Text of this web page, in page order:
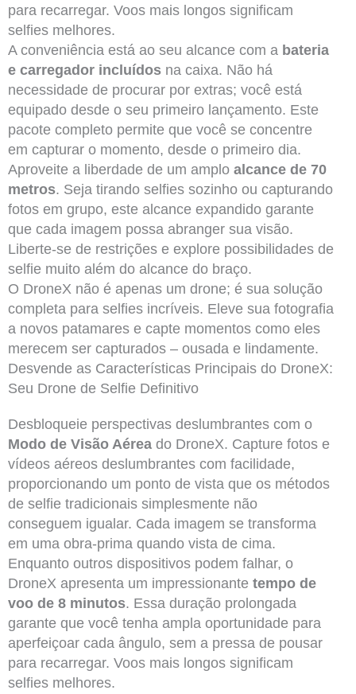
para recarregar. Voos mais longos significam
selfies melhores.
A conveniência está ao seu alcance com a bateria
e carregador incluídosna caixa. Não há
necessidade de procurar por extras; você está
equipado desde o seu primeiro lançamento. Este
pacote completo permite que você se concentre
em capturar o momento, desde o primeiro dia.
Aproveite a liberdade de um amplo alcance de 70
metros. Seja tirando selfies sozinho ou capturando
fotos em grupo, este alcance expandido garante
que cada imagem possa abranger sua visão.
Liberte-se de restrições e explore possibilidades de
selfie muito além do alcance do braço.
O DroneX não é apenas um drone; é sua solução
completa para selfies incríveis. Eleve sua fotografia
a novos patamares e capte momentos como eles
merecem ser capturados – ousada e lindamente.
Desvende as Características Principais do DroneX:
Seu Drone de Selfie Definitivo
Desbloqueie perspectivas deslumbrantes com o
Modo de Visão Aéreado DroneX. Capture fotos e
vídeos aéreos deslumbrantes com facilidade,
proporcionando um ponto de vista que os métodos
de selfie tradicionais simplesmente não
conseguem igualar. Cada imagem se transforma
em uma obra-prima quando vista de cima.
Enquanto outros dispositivos podem falhar, o
DroneX apresenta um impressionante tempo de
voo de 8 minutos. Essa duração prolongada
garante que você tenha ampla oportunidade para
aperfeiçoar cada ângulo, sem a pressa de pousar
para recarregar. Voos mais longos significam
selfies melhores.